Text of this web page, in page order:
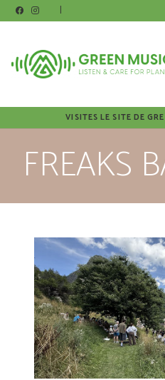
|
VISITES LE SITE DE
FREAKS